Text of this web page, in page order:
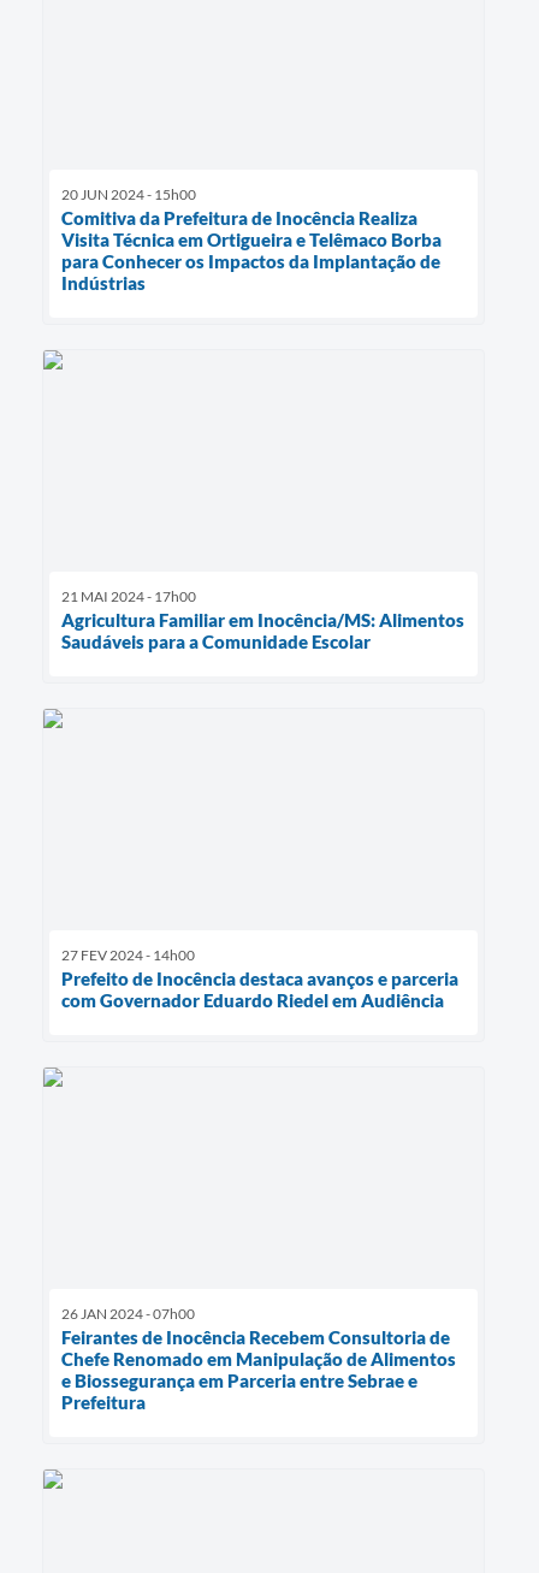
20 JUN 2024 - 15h00
Comitiva da Prefeitura de Inocência Realiza
Visita Técnica em Ortigueira e Telêmaco Borba
para Conhecer os Impactos da Implantação de
Indústrias
21 MAI 2024 - 17h00
Agricultura Familiar em Inocência/MS: Alimentos
Saudáveis para a Comunidade Escolar
27 FEV 2024 - 14h00
Prefeito de Inocência destaca avanços e parceria
com Governador Eduardo Riedel em Audiência
26 JAN 2024 - 07h00
Feirantes de Inocência Recebem Consultoria de
Chefe Renomado em Manipulação de Alimentos
e Biossegurança em Parceria entre Sebrae e
Prefeitura